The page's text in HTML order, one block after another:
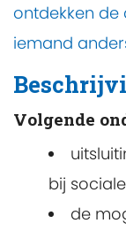
ontdekken
iemand
Volgende
bij
de